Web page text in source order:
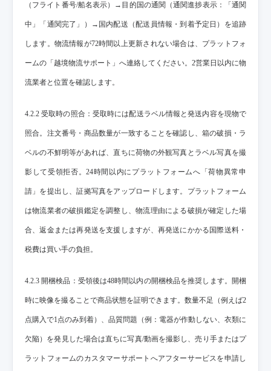
（フライト番号/船名表示）→目的国の通関（通関進捗表示：「通関
中」「通関完了」）→国内配送（配送員情報・到着予定日）を追跡
します。物流情報が72時間以上更新されない場合は、プラットフォ
ームの「越境物流サポート」へ連絡してください。2営業日以内に物
流業者と位置を確認します。
4.2.2 受取時の照合：受取時には配送ラベル情報と発送内容を現物で
照合。注文番号・商品数量が一致することを確認し、箱の破損・ラ
ベルの不鮮明等があれば、直ちに荷物の外観写真とラベル写真を撮
影して受領拒否。24時間以内にプラットフォームへ「荷物異常申
請」を提出し、証拠写真をアップロードします。プラットフォーム
は物流業者の破損鑑定を調整し、物流理由による破損が確定した場
合、返金または再発送を支援しますが、再発送にかかる国際送料・
税費は買い手の負担。
4.2.3 開梱検品：受領後は48時間以内の開梱検品を推奨します。開梱
時に映像を撮ることで商品状態を証明できます。数量不足（例えば2
点購入で1点のみ到着）、品質問題（例：電器が作動しない、衣類に
欠陥）を発見した場合は直ちに写真/動画を撮影し、売り手またはプ
ラットフォームのカスタマーサポートへアフターサービスを申請し